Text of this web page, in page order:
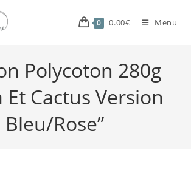
0 0.00€ Menu
Polycoton 280g
Et Cactus Version
Bleu/Rose”